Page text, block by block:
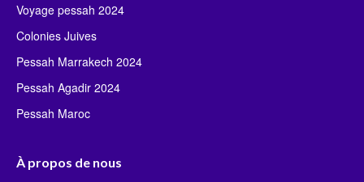
Voyage pessah 2024
Colonies Juives
Pessah Marrakech 2024
Pessah Agadir 2024
Pessah Maroc
À propos de nous